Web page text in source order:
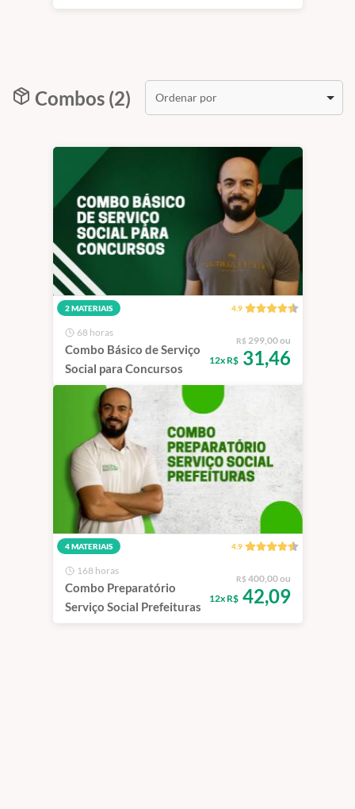
Barra dos Coqueiros/RN
Combos (2) Ordenar por
2 MATERIAIS 4.9
68 horas
Combo Básico de Serviço
Social para Concursos
R$ 299,00 ou
12x R$31,46
4 MATERIAIS 4.9
168 horas
Combo Preparatório
Serviço Social Prefeituras
R$ 400,00 ou
12x R$42,09